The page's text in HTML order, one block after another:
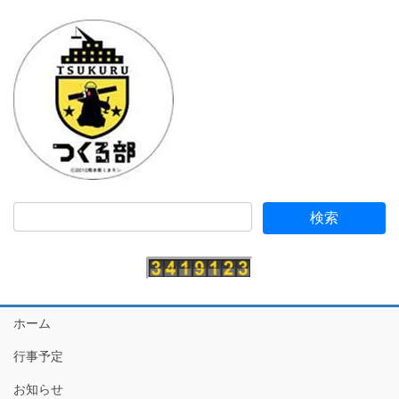
ホーム
行事予定
お知らせ